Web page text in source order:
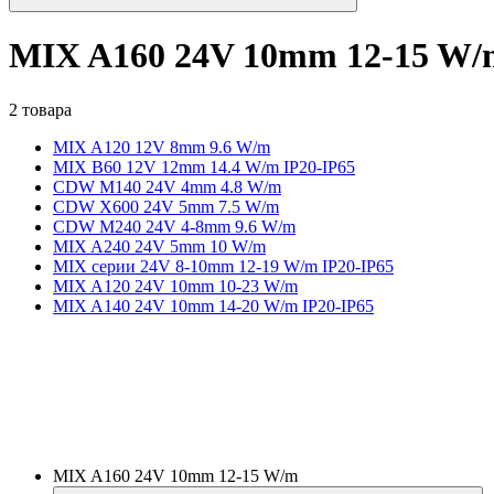
MIX A160 24V 10mm 12-15 W/
2 товара
MIX A120 12V 8mm 9.6 W/m
MIX B60 12V 12mm 14.4 W/m IP20-IP65
CDW M140 24V 4mm 4.8 W/m
CDW X600 24V 5mm 7.5 W/m
CDW M240 24V 4-8mm 9.6 W/m
MIX A240 24V 5mm 10 W/m
MIX серии 24V 8-10mm 12-19 W/m IP20-IP65
MIX A120 24V 10mm 10-23 W/m
MIX A140 24V 10mm 14-20 W/m IP20-IP65
MIX A160 24V 10mm 12-15 W/m